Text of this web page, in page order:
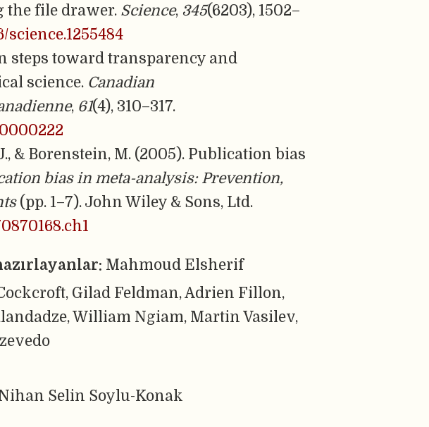
the file drawer. Science, 345(6203), 1502–
science.1255484
steps toward transparency and
science. Canadian
, 61(4), 310–317.
& Borenstein, M. (2005). Publication bias
bias in meta-analysis: Prevention,
(pp. 1–7). John Wiley & Sons, Ltd.
Mahmoud Elsherif
Gilad Feldman, Adrien Fillon,
William Ngiam, Martin Vasilev,
Selin Soylu-Konak